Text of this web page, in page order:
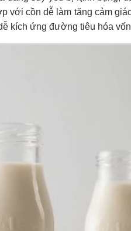
với cồn dễ làm tăng cảm
kích ứng đường tiêu hóa